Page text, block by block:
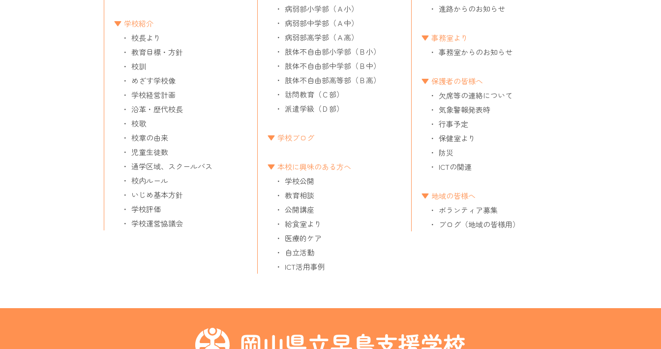
学校紹介
校長より
教育目標・方針
校訓
めざす学校像
学校経営計画
沿革・歴代校長
校歌
校章の由来
児童生徒数
通学区域、スクールバス
校内ルール
いじめ基本方針
学校評価
学校運営協議会
病弱部小学部（Ａ小）
病弱部中学部（Ａ中）
病弱部高学部（Ａ高）
肢体不自由部小学部（Ｂ小）
肢体不自由部中学部（Ｂ中）
肢体不自由部高等部（Ｂ高）
訪問教育（Ｃ部）
派遣学級（Ｄ部）
学校ブログ
本校に興味のある方へ
学校公開
教育相談
公開講座
給食室より
医療的ケア
自立活動
ICT活用事例
進路からのお知らせ
事務室より
事務室からのお知らせ
保護者の皆様へ
欠席等の連絡について
気象警報発表時
行事予定
保健室より
防災
ICTの関連
地域の皆様へ
ボランティア募集
ブログ（地域の皆様用）